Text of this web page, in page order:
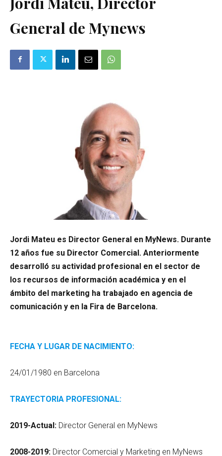
General de Mynews
Jordi Mateu es Director General en MyNews. Durante
12 años fue su Director Comercial. Anteriormente
desarrolló su actividad profesional en el sector de
los recursos de información académica y en el
ámbito del marketing ha trabajado en agencia de
comunicación y en la Fira de Barcelona.
FECHA Y LUGAR DE NACIMIENTO:
24/01/1980 en Barcelona
TRAYECTORIA PROFESIONAL:
2019-Actual: Director General en MyNews
2008-2019: Director Comercial y Marketing en MyNews